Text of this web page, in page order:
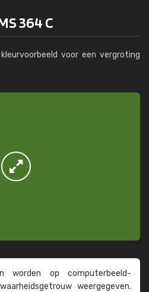
364 C
voor een vergroting
worden op computer­beeld­
weer­gegeven.